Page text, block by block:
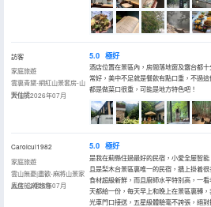
訪客
家庭旅遊
雲裏青黛-網紅山景套房-山
野仙境
入住於2026年07月
5.0 極好
酒店位置在景區內，房間落地窗及露台都
常好，美中不足就是餐飲有點口重，不過
都是做菜口很重，可能是地方特色吧！
Carolcui1982
家庭旅遊
雲山無憂|盡歡-麻將山景家
庭房-山裡悠悠
入住於2026年07月
5.0 極好
是我在薊縣住過最好的民宿，小愛全屋智
且是梨木台景區裏唯一的民宿，牆上掛着
食材超級新鮮，而且廚師水平特別高，一
天都給一份，每天早上和晚上在景區裏轉
光車門口接送，五星級體驗毫不誇張，絕對